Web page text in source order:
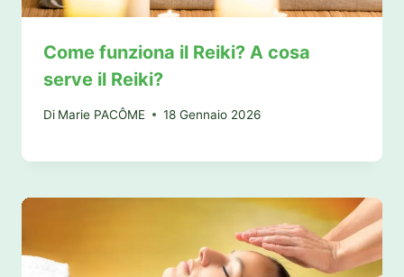
Come funziona il Reiki? A cosa
serve il Reiki?
Di Marie PACÔME 18 Gennaio 2026